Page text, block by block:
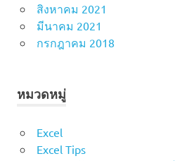
สิงหาคม 2021
มีนาคม 2021
กรกฎาคม 2018
หมวดหมู่
Excel
Excel Tips